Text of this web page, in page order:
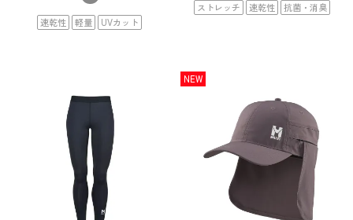
速乾性 軽量 UVカット
ストレッチ 速乾性 抗菌・消臭
NEW